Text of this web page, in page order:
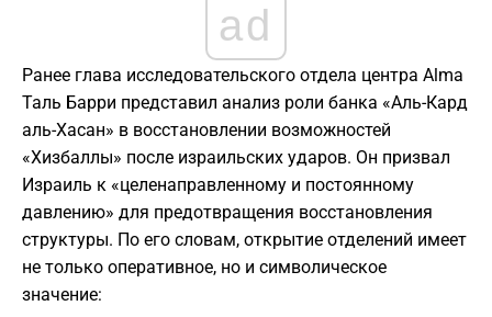
ad
Ранее глава исследовательского отдела центра Alma
Таль Барри представил анализ роли банка «Аль-Кард
аль-Хасан» в восстановлении возможностей
«Хизбаллы» после израильских ударов. Он призвал
Израиль к «целенаправленному и постоянному
давлению» для предотвращения восстановления
структуры. По его словам, открытие отделений имеет
не только оперативное, но и символическое
значение: